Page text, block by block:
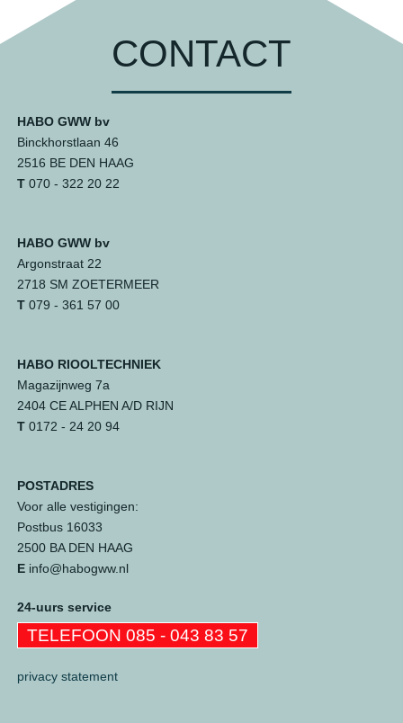
CONTACT
HABO GWW bv
Binckhorstlaan 46
2516 BE DEN HAAG
T070 - 322 20 22
HABO GWW bv
Argonstraat 22
2718 SM ZOETERMEER
T079 - 361 57 00
HABO RIOOLTECHNIEK
Magazijnweg 7a
2404 CE ALPHEN A/D RIJN
T0172 - 24 20 94
POSTADRES
Voor alle vestigingen:
Postbus 16033
2500 BA DEN HAAG
Einfo@habogww.nl
24-uurs service
TELEFOON 085 - 043 83 57
privacy statement